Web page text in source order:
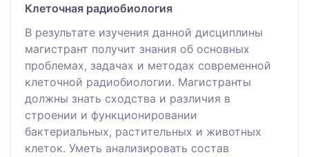
Клеточная радиобиология
В результате изучения данной дисциплины
магистрант получит знания об основных
проблемах, задачах и методах современной
клеточной радиобиологии. Магистранты
должны знать сходства и различия в
строении и функционировании
бактериальных, растительных и животных
клеток. Уметь анализировать состав